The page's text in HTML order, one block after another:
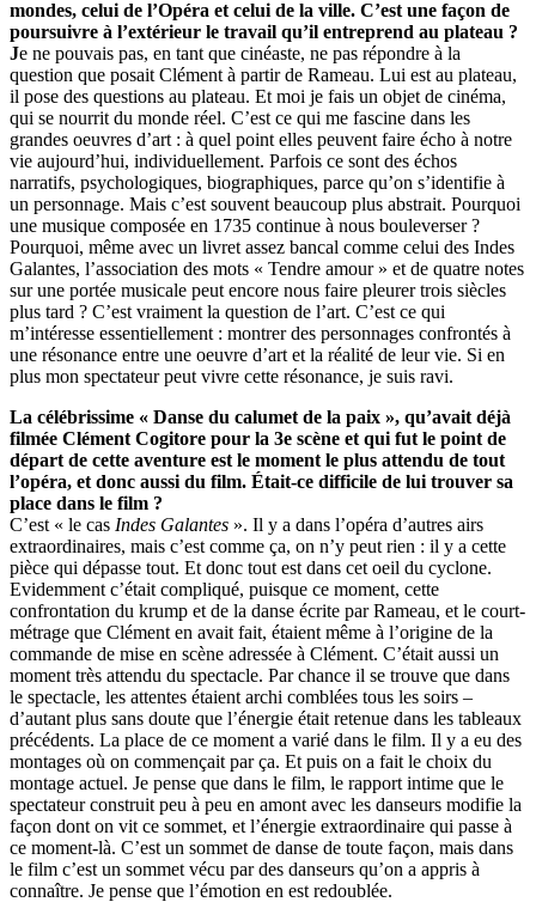
mondes, celui de l’Opéra et celui de la ville. C’est une façon de
poursuivre à l’extérieur le travail qu’il entreprend au plateau ?
Je ne pouvais pas, en tant que cinéaste, ne pas répondre à la
question que posait Clément à partir de Rameau. Lui est au plateau,
il pose des questions au plateau. Et moi je fais un objet de cinéma,
qui se nourrit du monde réel. C’est ce qui me fascine dans les
grandes oeuvres d’art : à quel point elles peuvent faire écho à notre
vie aujourd’hui, individuellement. Parfois ce sont des échos
narratifs, psychologiques, biographiques, parce qu’on s’identifie à
un personnage. Mais c’est souvent beaucoup plus abstrait. Pourquoi
une musique composée en 1735 continue à nous bouleverser ?
Pourquoi, même avec un livret assez bancal comme celui des Indes
Galantes, l’association des mots « Tendre amour » et de quatre notes
sur une portée musicale peut encore nous faire pleurer trois siècles
plus tard ? C’est vraiment la question de l’art. C’est ce qui
m’intéresse essentiellement : montrer des personnages confrontés à
une résonance entre une oeuvre d’art et la réalité de leur vie. Si en
plus mon spectateur peut vivre cette résonance, je suis ravi.
La célébrissime « Danse du calumet de la paix », qu’avait déjà
filmée Clément Cogitore pour la 3e scène et qui fut le point de
départ de cette aventure est le moment le plus attendu de tout
l’opéra, et donc aussi du film. Était-ce difficile de lui trouver sa
place dans le film ?
C’est « le cas Indes Galantes ». Il y a dans l’opéra d’autres airs
extraordinaires, mais c’est comme ça, on n’y peut rien : il y a cette
pièce qui dépasse tout. Et donc tout est dans cet oeil du cyclone.
Evidemment c’était compliqué, puisque ce moment, cette
confrontation du krump et de la danse écrite par Rameau, et le court-
métrage que Clément en avait fait, étaient même à l’origine de la
commande de mise en scène adressée à Clément. C’était aussi un
moment très attendu du spectacle. Par chance il se trouve que dans
le spectacle, les attentes étaient archi comblées tous les soirs –
d’autant plus sans doute que l’énergie était retenue dans les tableaux
précédents. La place de ce moment a varié dans le film. Il y a eu des
montages où on commençait par ça. Et puis on a fait le choix du
montage actuel. Je pense que dans le film, le rapport intime que le
spectateur construit peu à peu en amont avec les danseurs modifie la
façon dont on vit ce sommet, et l’énergie extraordinaire qui passe à
ce moment-là. C’est un sommet de danse de toute façon, mais dans
le film c’est un sommet vécu par des danseurs qu’on a appris à
connaître. Je pense que l’émotion en est redoublée.